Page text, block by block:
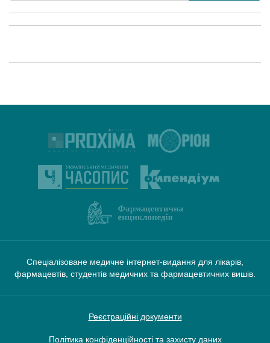
Спеціалізоване медичне інтернет-видання для лікарів,
фармацевтів, студентів медичних та фармацевтичних вишів.
Реєстраційні документи
Політика конфіденційності та захисту даних